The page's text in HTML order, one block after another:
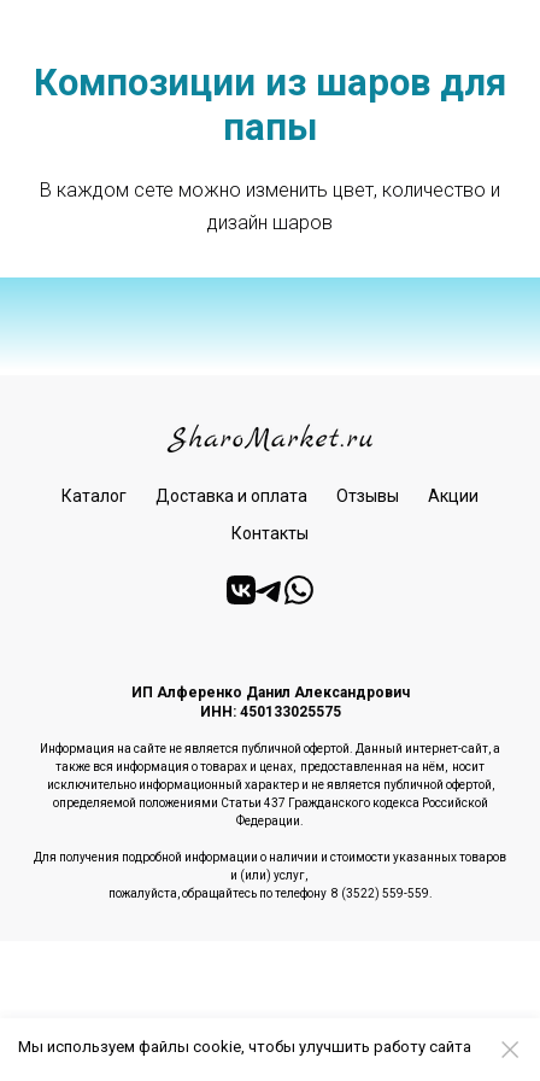
Композиции из шаров для
папы
В каждом сете можно изменить цвет, количество и
дизайн шаров
Каталог Доставка и оплата Отзывы
Акции
Контакты
ИП Алференко Данил Александрович
ИНН: 450133025575
Информация на сайте не является публичной офертой. Данный интернет-сайт, а
также вся информация о товарах и ценах, предоставленная на нём, носит
исключительно информационный характер и не является публичной офертой,
определяемой положениями Статьи 437 Гражданского кодекса Российской
Федерации.
Для получения подробной информации о наличии и стоимости указанных товаров
и (или) услуг,
пожалуйста, обращайтесь по телефону 8 (3522) 559-559.
Мы используем файлы cookie, чтобы улучшить работу сайта